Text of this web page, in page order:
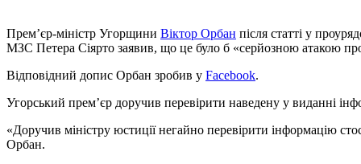
Прем’єр-міністр Угорщини Віктор Орбан після статті у
МЗС Петера Сіярто заявив, що це було б «серйозною атакою
Відповідний допис Орбан зробив у Facebook.
Угорський прем’єр доручив перевірити наведену у виданні
«Доручив міністру юстиції негайно перевірити інформацію
Орбан.